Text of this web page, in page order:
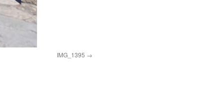
IMG_1395